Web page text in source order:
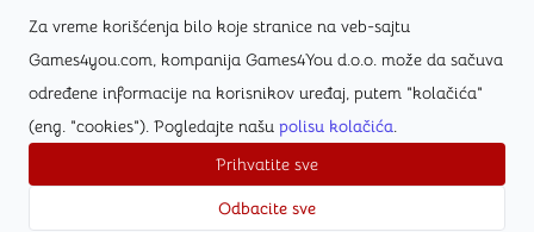
Za vreme korišćenja bilo koje stranice na veb-sajtu
Games4you.com, kompanija Games4You d.o.o. može da sačuva
određene informacije na korisnikov uređaj, putem "kolačića"
(eng. "cookies"). Pogledajte našu polisu kolačića.
Prihvatite sve
Odbacite sve
Posetite Facebook stranicu /Games4you.rs
Zapratite Instagram profil @games4yours